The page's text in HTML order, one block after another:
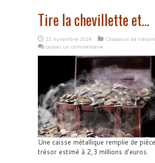
Tire la chevillette et…
22 novembre 2024
Chasseurs de
Laisser un commentaire
Une caisse métallique remplie de
trésor estimé à 2,3 millions d'euros.